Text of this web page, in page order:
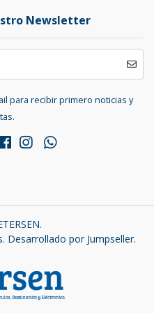
Newsletter
para recibir primero noticias y
Desarrollado por Jumpseller.